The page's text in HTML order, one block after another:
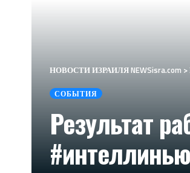
НОВОСТИ ИЗРАИЛЯ NEWSisra.com >
СОБЫТИЯ
Результат